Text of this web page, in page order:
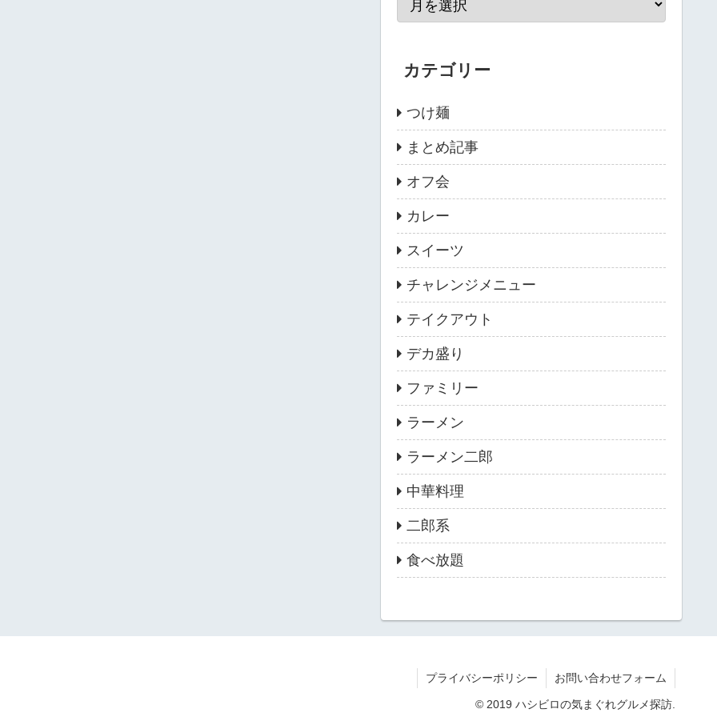
カテゴリー
つけ麺
まとめ記事
オフ会
カレー
スイーツ
チャレンジメニュー
テイクアウト
デカ盛り
ファミリー
ラーメン
ラーメン二郎
中華料理
二郎系
食べ放題
プライバシーポリシー お問い合わせフォーム
© 2019 ハシビロの気まぐれグルメ探訪.